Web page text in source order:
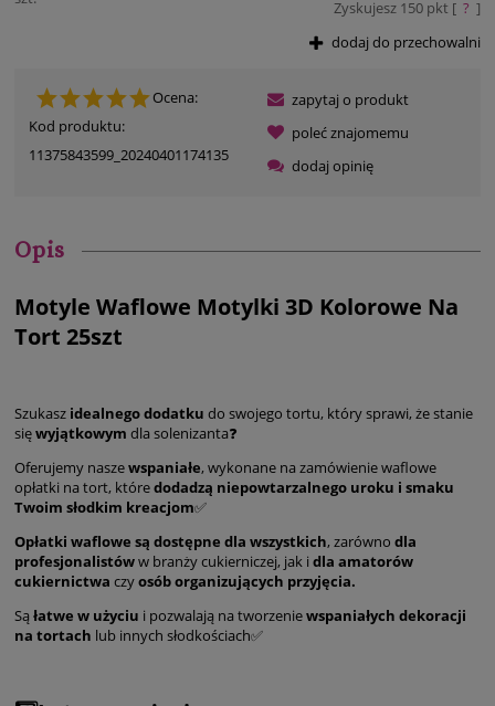
Zyskujesz 150pkt [ ? ]
dodaj do przechowalni
Ocena:
Kod produktu:
11375843599_20240401174135
zapytaj o produkt
poleć znajomemu
dodaj opinię
Opis
Motyle Waflowe Motylki 3D Kolorowe Na
Tort 25szt
Szukasz idealnego dodatku do swojego tortu, który sprawi, że stanie
sięwyjątkowym dla solenizanta❓
Oferujemy naszewspaniałe, wykonane na zamówienie waflowe
opłatki na tort, któredodadzą niepowtarzalnego uroku i smaku
Twoim słodkim kreacjom✅
Opłatki waflowe są dostępne dla wszystkich, zarówno dla
profesjonalistóww branży cukierniczej, jak i dla amatorów
cukiernictwa czyosób organizujących przyjęcia.
Są łatwe w użyciu i pozwalają na tworzeniewspaniałych dekoracji
na tortach lub innych słodkościach✅